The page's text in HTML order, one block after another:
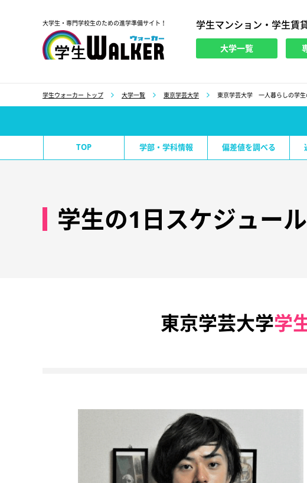
大学生・専門学校生のための進学準備サイト！ 学生マンション・学生賃
大学一覧
学生ウォーカー トップ 大学一覧 東京学芸大学 東京学芸大学 一人暮らしの学生
TOP 学部・学科情報 偏差値を調べる
学生の1日スケジュール
東京学芸大学学